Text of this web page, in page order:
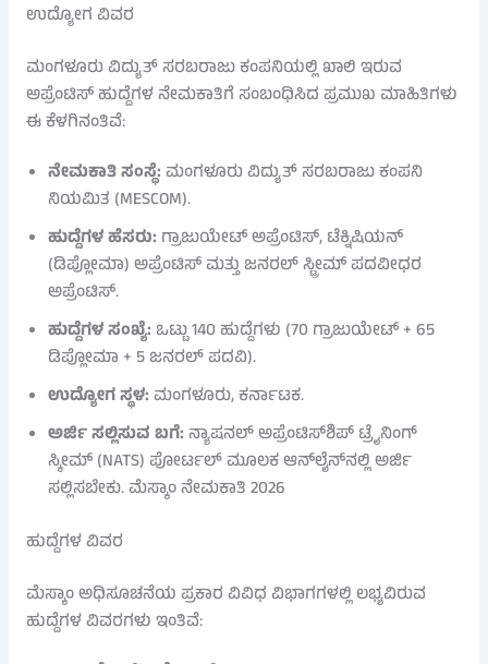
ಉದ್ಯೋಗ ವಿವರ
ಮಂಗಳೂರು ವಿದ್ಯುತ್ ಸರಬರಾಜು ಕಂಪನಿಯಲ್ಲಿ ಖಾಲಿ ಇರುವ
ಅಪ್ರೆಂಟಿಸ್ ಹುದ್ದೆಗಳ ನೇಮಕಾತಿಗೆ ಸಂಬಂಧಿಸಿದ ಪ್ರಮುಖ ಮಾಹಿತಿಗಳು
ಈ ಕೆಳಗಿನಂತಿವೆ:
ನೇಮಕಾತಿ ಸಂಸ್ಥೆ:ಮಂಗಳೂರು ವಿದ್ಯುತ್ ಸರಬರಾಜು ಕಂಪನಿ
ನಿಯಮಿತ (MESCOM).
ಹುದ್ದೆಗಳ ಹೆಸರು: ಗ್ರಾಜುಯೇಟ್ ಅಪ್ರೆಂಟಿಸ್, ಟೆಕ್ನಿಷಿಯನ್
(ಡಿಪ್ಲೋಮಾ) ಅಪ್ರೆಂಟಿಸ್ ಮತ್ತು ಜನರಲ್ ಸ್ಟ್ರೀಮ್ ಪದವೀಧರ
ಅಪ್ರೆಂಟಿಸ್.
ಹುದ್ದೆಗಳ ಸಂಖ್ಯೆ:ಒಟ್ಟು 140 ಹುದ್ದೆಗಳು (70 ಗ್ರಾಜುಯೇಟ್ + 65
ಡಿಪ್ಲೋಮಾ + 5 ಜನರಲ್ ಪದವಿ).
ಉದ್ಯೋಗ ಸ್ಥಳ:ಮಂಗಳೂರು, ಕರ್ನಾಟಕ.
ಅರ್ಜಿ ಸಲ್ಲಿಸುವ ಬಗೆ: ನ್ಯಾಷನಲ್ ಅಪ್ರೆಂಟಿಸ್‌ಶಿಪ್ ಟ್ರೈನಿಂಗ್
ಸ್ಕೀಮ್ (NATS) ಪೋರ್ಟಲ್ ಮೂಲಕ ಆನ್‌ಲೈನ್‌ನಲ್ಲಿ ಅರ್ಜಿ
ಸಲ್ಲಿಸಬೇಕು. ಮೆಸ್ಕಾಂ ನೇಮಕಾತಿ 2026
ಹುದ್ದೆಗಳ ವಿವರ
ಮೆಸ್ಕಾಂ ಅಧಿಸೂಚನೆಯ ಪ್ರಕಾರ ವಿವಿಧ ವಿಭಾಗಗಳಲ್ಲಿ ಲಭ್ಯವಿರುವ
ಹುದ್ದೆಗಳ ವಿವರಗಳು ಇಂತಿವೆ: